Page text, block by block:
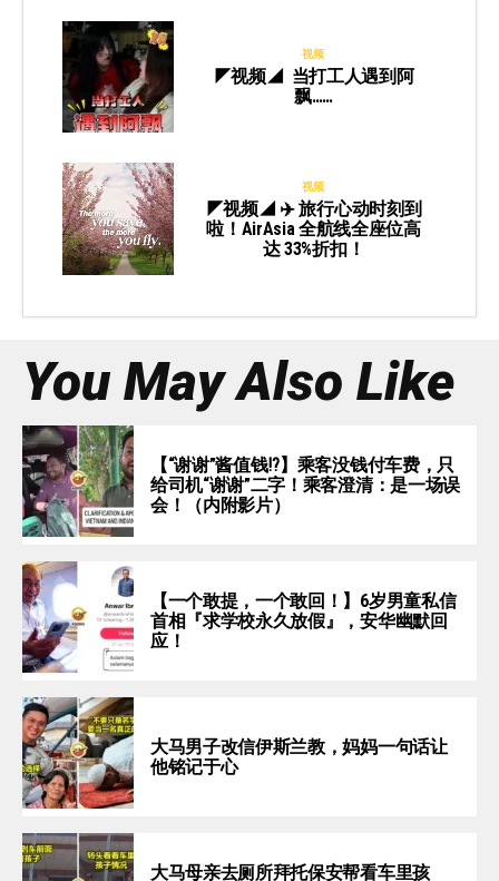
视频
◤视频◢ 当打工人遇到阿
飘……
视频
◤视频◢ ✈️ 旅行心动时刻到
啦！AirAsia 全航线全座位高
达 33%折扣！
You May Also Like
【“谢谢”酱值钱⁉️】乘客没钱付车费，只
给司机“谢谢”二字！乘客澄清：是一场误
会！（内附影片）
【一个敢提，一个敢回！】6岁男童私信
首相『求学校永久放假』，安华幽默回
应！
大马男子改信伊斯兰教，妈妈一句话让
他铭记于心
大马母亲去厕所拜托保安帮看车里孩